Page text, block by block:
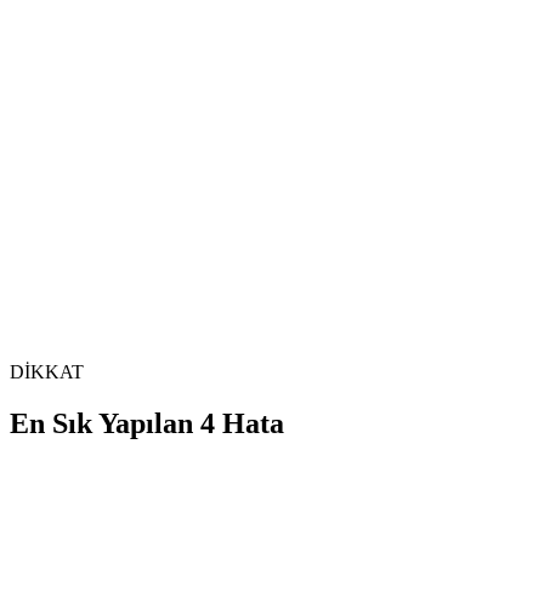
DİKKAT
En Sık Yapılan 4 Hata